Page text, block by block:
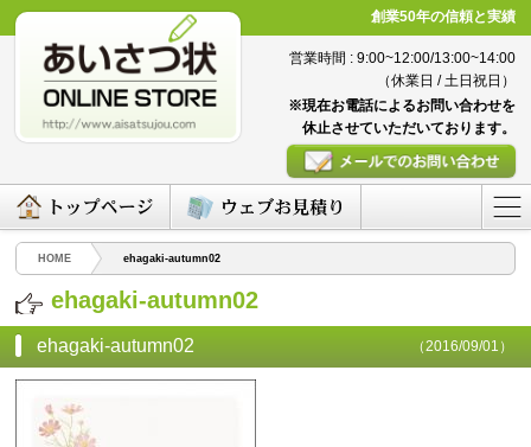
創業50年の信頼と実績
営業時間 : 9:00~12:00/13:00~14:00
（休業日 / 土日祝日）
※現在お電話によるお問い合わせを
休止させていただいております。
HOME ehagaki-autumn02
ehagaki-autumn02
ehagaki-autumn02 （2016/09/01）